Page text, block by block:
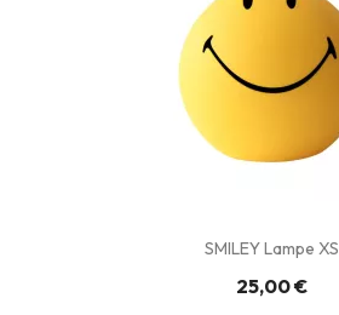
SMILEY Lampe XS
25,00 €